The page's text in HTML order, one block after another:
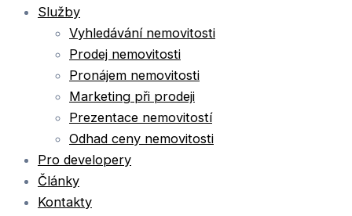
Služby
Vyhledávání nemovitosti
Prodej nemovitosti
Pronájem nemovitosti
Marketing při prodeji
Prezentace nemovitostí
Odhad ceny nemovitosti
Pro developery
Články
Kontakty